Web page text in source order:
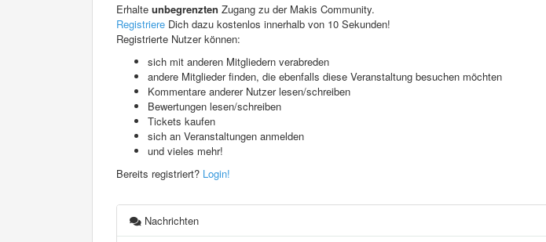
Erhalte unbegrenzten Zugang zu der Makis Community.
Registriere Dich dazu kostenlos innerhalb von 10 Sekunden!
Registrierte Nutzer können:
sich mit anderen Mitgliedern verabreden
andere Mitglieder finden, die ebenfalls diese Veranstaltung besuchen möchten
Kommentare anderer Nutzer lesen/schreiben
Bewertungen lesen/schreiben
Tickets kaufen
sich an Veranstaltungen anmelden
und vieles mehr!
Bereits registriert? Login!
Nachrichten